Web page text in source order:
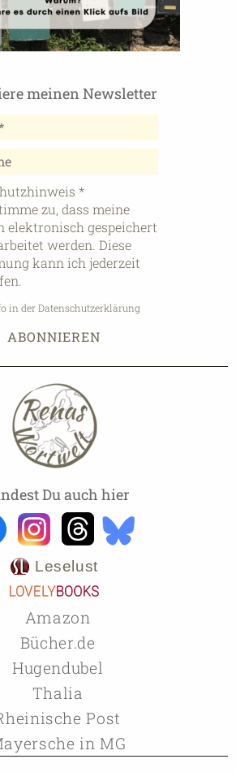
meinen Newsletter
*
zu, dass meine
elektronisch gespeichert
werden. Diese
kann ich jederzeit
in der Datenschutzerklärung
Du auch hier
Leselust
Amazon
Bücher.de
Hugendubel
Thalia
Post
in MG